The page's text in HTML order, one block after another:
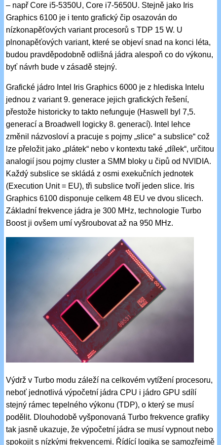
– např Core i5-5350U, Core i7-5650U. Stejně jako Iris
Graphics 6100 je i tento grafický čip osazován do
nízkonapěťových variant procesorů s TDP 15 W. U
plnonapěťových variant, které se objeví snad na konci léta,
budou pravděpodobně odlišná jádra alespoň co do výkonu,
byť návrh bude v zásadě stejný.
Grafické jádro Intel Iris Graphics 6000 je z hlediska Intelu
jednou z variant 9. generace jejich grafických řešení,
přestože historicky to takto nefunguje (Haswell byl 7,5.
generací a Broadwell logicky 8. generací). Intel lehce
změnil názvosloví a pracuje s pojmy „slice“ a subslice“ což
lze přeložit jako „plátek“ nebo v kontextu také „dílek“, určitou
analogií jsou pojmy cluster a SMM bloky u čipů od NVIDIA.
Každý subslice se skládá z osmi exekučních jednotek
(Execution Unit = EU), tři subslice tvoří jeden slice. Iris
Graphics 6100 disponuje celkem 48 EU ve dvou slicech.
Základní frekvence jádra je 300 MHz, technologie Turbo
Boost ji ovšem umí vyšroubovat až na 950 MHz.
Výdrž v Turbo modu záleží na celkovém vytížení procesoru,
neboť jednotlivá výpočetní jádra CPU i jádro GPU sdílí
stejný rámec tepelného výkonu (TDP), o který se musí
podělit. Dlouhodobě vyšponovaná Turbo frekvence grafiky
tak jasně ukazuje, že výpočetní jádra se musí vypnout nebo
spokojit s nízkými frekvencemi. Řídící logika se samozřejmě